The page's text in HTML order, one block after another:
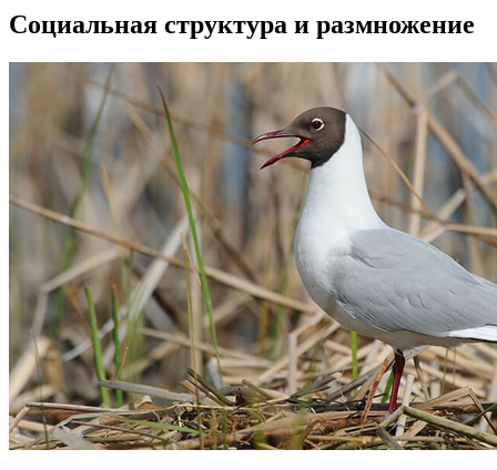
Социальная структура и размножение